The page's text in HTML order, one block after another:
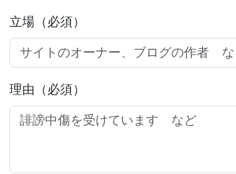
立場（必須）
理由（必須）